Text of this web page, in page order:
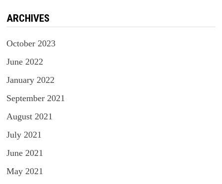
ARCHIVES
October 2023
June 2022
January 2022
September 2021
August 2021
July 2021
June 2021
May 2021